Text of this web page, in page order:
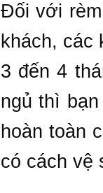
Đối với
khách, các
3 đến 4
ngủ thì
hoàn toàn
có cách vệ